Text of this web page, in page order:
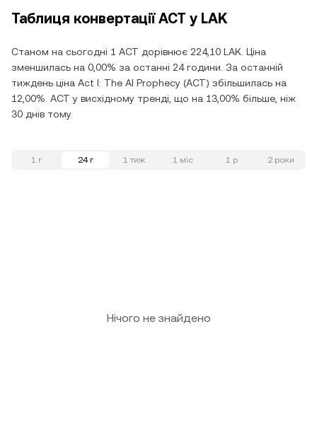
Таблиця конвертації ACT у LAK
Станом на сьогодні 1 ACT дорівнює 224,10 LAK. Ціна
зменшилась на 0,00% за останні 24 години. За останній
тиждень ціна Act I: The AI Prophecy (ACT) збільшилась на
12,00%. ACT у висхідному тренді, що на 13,00% більше, ніж
30 днів тому.
1 г 24 г 1 тиж 1 міс 1 р 2 роки
Нічого не знайдено